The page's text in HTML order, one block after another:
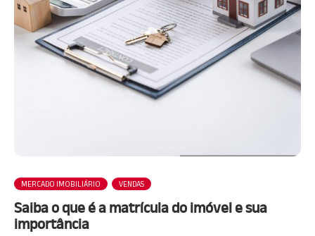
MERCADO IMOBILIÁRIO VENDAS
Saiba o que é a matrícula do imóvel e sua
importância